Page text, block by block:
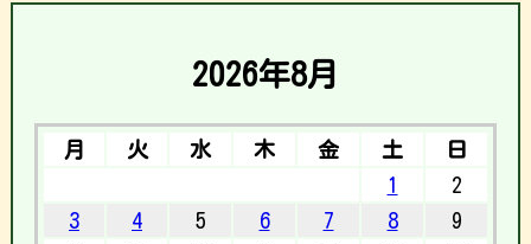
2026年8月
月 火 水 木 金 土
日
1
2
3
4 5 6 7 8
9